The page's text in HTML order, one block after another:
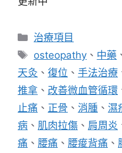
分
類
治療項目
標
籤
osteopathy 、 中藥
天灸 、 復位 、 手法治療
推拿 、 改善微血管循環
止痛 、 正骨 、 消腫 、 濕
病 、 肌肉拉傷 、 肩周炎
痛 、 腰痛 、 腰痠背痛 、